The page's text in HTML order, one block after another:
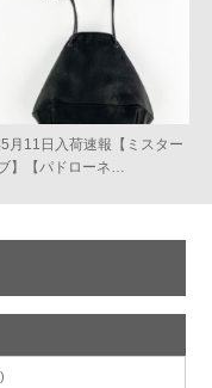
月11日入荷速報【ミスター
】【パドローネ…